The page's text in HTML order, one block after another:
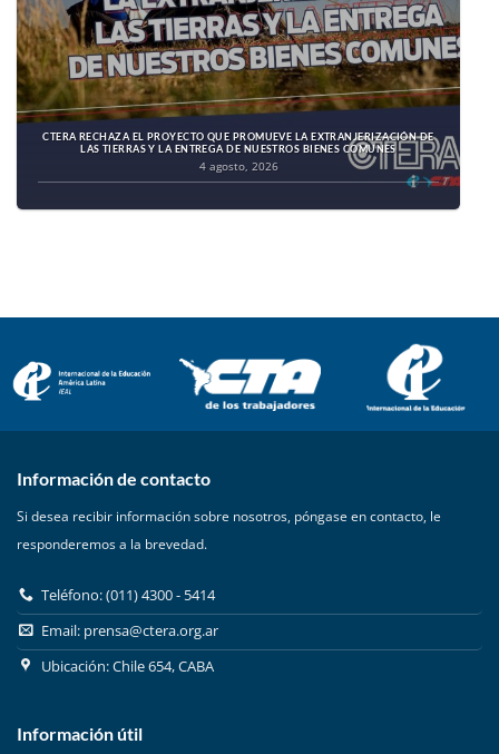
CTERA RECHAZA EL PROYECTO QUE PROMUEVE LA EXTRANJERIZACIÓN DE
LAS TIERRAS Y LA ENTREGA DE NUESTROS BIENES COMUNES
4 agosto, 2026
Información de contacto
Si desea recibir información sobre nosotros, póngase en contacto, le
responderemos a la brevedad.
Teléfono: (011) 4300 - 5414
Email: prensa@ctera.org.ar
Ubicación: Chile 654, CABA
Información útil